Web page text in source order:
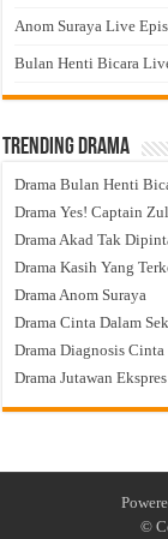
Anom Suraya Live
Bulan Henti Bicara
Trending Drama
Drama Bulan Henti
Drama Yes! Captain
Drama Akad Tak
Drama Kasih Yang
Drama Anom Suraya
Drama Cinta Dalam
Drama Diagnosis Cinta
Drama Jutawan
©